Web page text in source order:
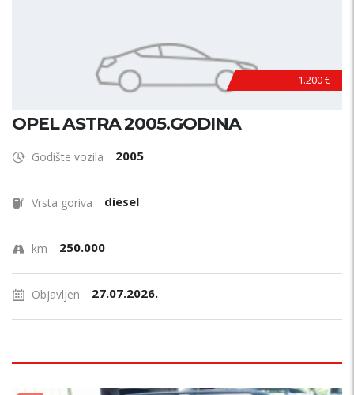
1.200 €
OPEL ASTRA 2005.GODINA
Godište vozila 2005
Vrsta goriva diesel
km 250.000
Objavljen 27.07.2026.